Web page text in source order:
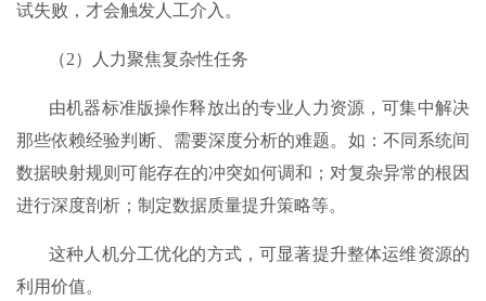
试失败，才会触发人工介入。
（2）人力聚焦复杂性任务
由机器标准版操作释放出的专业人力资源，可集中解决
那些依赖经验判断、需要深度分析的难题。如：不同系统间
数据映射规则可能存在的冲突如何调和；对复杂异常的根因
进行深度剖析；制定数据质量提升策略等。
这种人机分工优化的方式，可显著提升整体运维资源的
利用价值。